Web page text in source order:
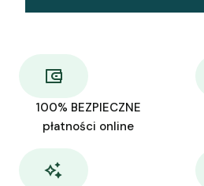
100% BEZPIECZNE
płatności online